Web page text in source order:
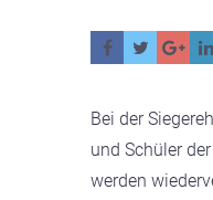
Bei der
und Schüler
werden